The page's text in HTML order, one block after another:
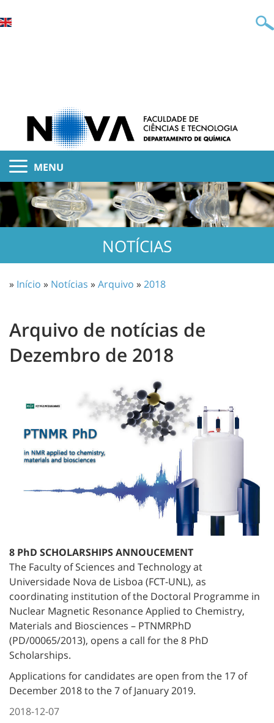
MENU
NOTÍCIAS
» Início » Notícias »Arquivo »2018
Arquivo de notícias de
Dezembro de 2018
8 PhD SCHOLARSHIPS ANNOUCEMENT
The Faculty of Sciences and Technology at
Universidade Nova de Lisboa (FCT-UNL), as
coordinating institution of the Doctoral Programme in
Nuclear Magnetic Resonance Applied to Chemistry,
Materials and Biosciences – PTNMRPhD
(PD/00065/2013), opens a call for the 8 PhD
Scholarships.
Applications for candidates are open from the 17 of
December 2018 to the 7 of January 2019.
2018-12-07